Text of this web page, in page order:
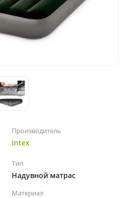
Производитель
Intex
Тип
Надувной матрас
Материал